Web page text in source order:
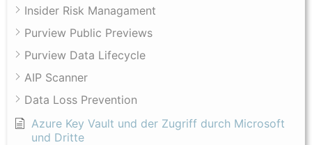
Insider Risk Managament
Purview Public Previews
Purview Data Lifecycle
AIP Scanner
Data Loss Prevention
Azure Key Vault und der Zugriff durch Microsoft
und Dritte